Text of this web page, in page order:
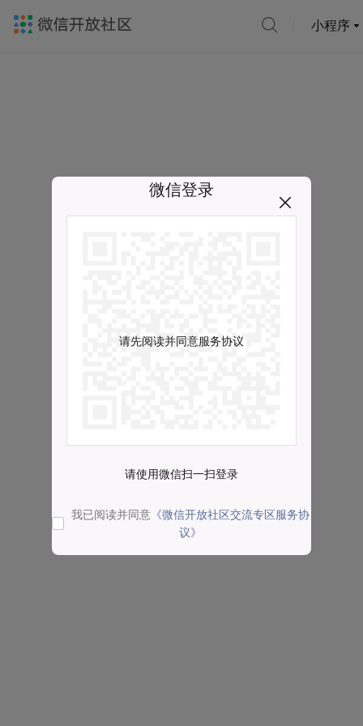
小程序
微信登录
请先阅读并同意服务协议
请使用微信扫一扫登录
我已阅读并同意 《微信开放社区交流专区服务协
议》